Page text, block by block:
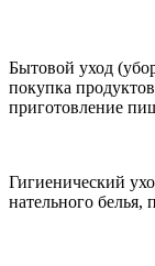
Бытовой уход
покупка
приготовление
Гигиенический
нательного